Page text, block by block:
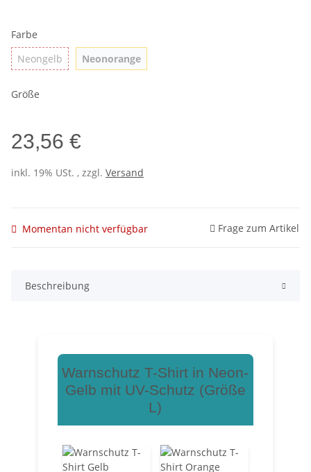
Farbe
Neongelb Neongelb
NeonorangeNeonorange
Größe
23,56 €
inkl. 19% USt. , zzgl. Versand
Momentan nicht verfügbar Frage zum Artikel
Beschreibung
Warnschutz T-Shirt in Neon-
Gelb mit UV-Schutz (Größe
L)